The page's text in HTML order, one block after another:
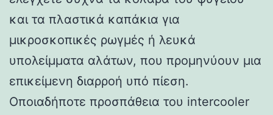
και τα πλαστικά καπάκια για
μικροσκοπικές ρωγμές ή λευκά
υπολείμματα αλάτων, που προμηνύουν μια
επικείμενη διαρροή υπό πίεση.
Οποιαδήποτε προσπάθεια του intercooler